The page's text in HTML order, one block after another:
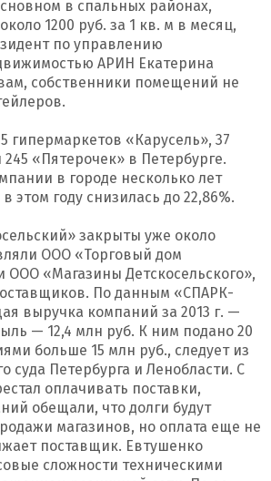
в спальных районах,
1200 руб. за 1 кв. м в месяц,
по управлению
АРИН Екатерина
собственники помещений не
гипермаркетов «Карусель», 37
«Пятерочек» в Петербурге.
в городе несколько лет
этом году снизилась до 22,86%.
закрыты уже около
ООО «Торговый дом
ООО «Магазины Детскосельского»,
По данным «СПАРК-
выручка компаний за 2013 г. —
— 12,4 млн руб. К ним подано 20
больше 15 млн руб., следует из
суда Петербурга и Ленобласти. С
оплачивать поставки,
обещали, что долги будут
магазинов, но оплата еще не
поставщик. Евтушенко
сложности техническими